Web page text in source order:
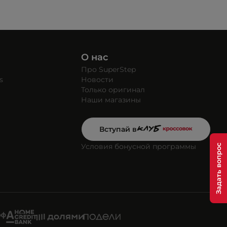
О нас
Про SuperStep
Новости
Только оригинал
Наши магазины
Вступай в
Условия бонусной программы